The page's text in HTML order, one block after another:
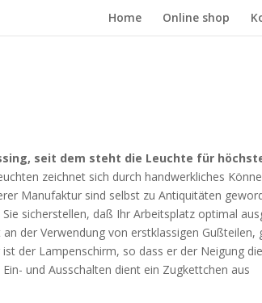
Home Online shop
seit dem steht die Leuchte für
zeichnet sich durch handwerkliches
Manufaktur sind selbst zu Antiquitäten
sicherstellen, daß Ihr Arbeitsplatz optimal
der Verwendung von erstklassigen Gußteilen,
der Lampenschirm, so dass er der Neigung
und Ausschalten dient ein Zugkettchen aus